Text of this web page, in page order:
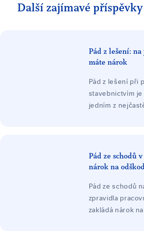
Další zajímavé
Pád z lešení:
máte nárok
Pád z lešení při
stavebnictvím
jedním z
nárazu o povrch.
poranění se
pádu
Pád ze schodů
nárok na
Pád ze schodů
zpravidla
zakládá nárok